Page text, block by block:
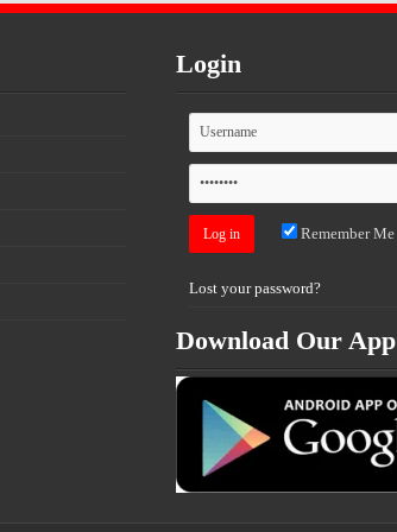
Login
Remember Me
Lost your password?
Download Our App